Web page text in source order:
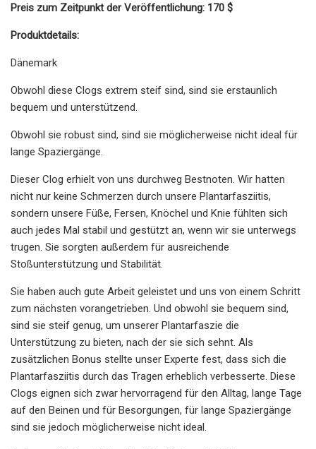
Preis zum Zeitpunkt der Veröffentlichung: 170 $
Produktdetails:
Dänemark
Obwohl diese Clogs extrem steif sind, sind sie erstaunlich
bequem und unterstützend.
Obwohl sie robust sind, sind sie möglicherweise nicht ideal für
lange Spaziergänge.
Dieser Clog erhielt von uns durchweg Bestnoten. Wir hatten
nicht nur keine Schmerzen durch unsere Plantarfasziitis,
sondern unsere Füße, Fersen, Knöchel und Knie fühlten sich
auch jedes Mal stabil und gestützt an, wenn wir sie unterwegs
trugen. Sie sorgten außerdem für ausreichende
Stoßunterstützung und Stabilität.
Sie haben auch gute Arbeit geleistet und uns von einem Schritt
zum nächsten vorangetrieben. Und obwohl sie bequem sind,
sind sie steif genug, um unserer Plantarfaszie die
Unterstützung zu bieten, nach der sie sich sehnt. Als
zusätzlichen Bonus stellte unser Experte fest, dass sich die
Plantarfasziitis durch das Tragen erheblich verbesserte. Diese
Clogs eignen sich zwar hervorragend für den Alltag, lange Tage
auf den Beinen und für Besorgungen, für lange Spaziergänge
sind sie jedoch möglicherweise nicht ideal.